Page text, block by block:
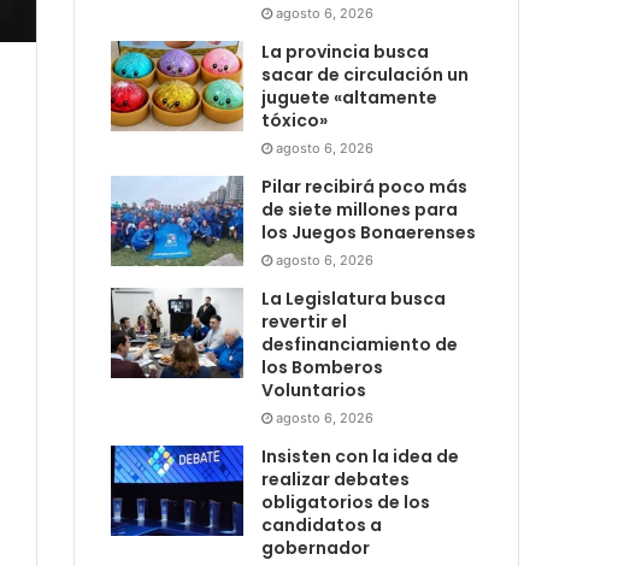
agosto 6, 2026
La provincia busca
sacar de circulación un
juguete «altamente
tóxico»
agosto 6, 2026
Pilar recibirá poco más
de siete millones para
los Juegos Bonaerenses
agosto 6, 2026
La Legislatura busca
revertir el
desfinanciamiento de
los Bomberos
Voluntarios
agosto 6, 2026
Insisten con la idea de
realizar debates
obligatorios de los
candidatos a
gobernador